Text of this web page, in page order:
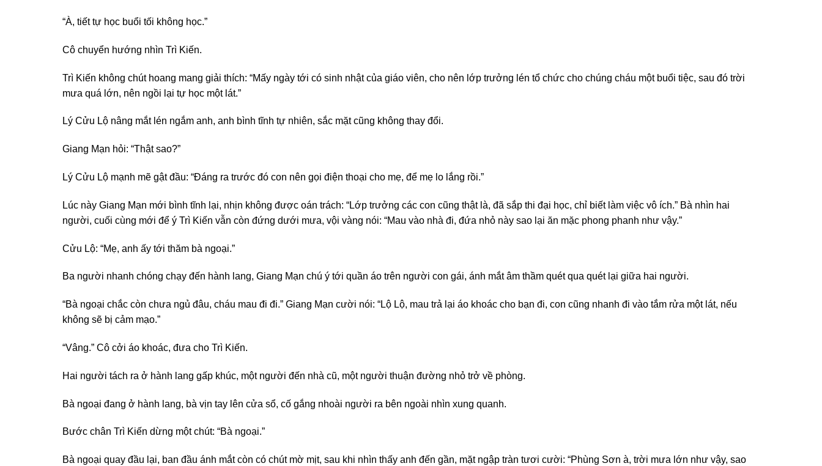
“À, tiết tự học buổi tối không học.”
Cô chuyển hướng nhìn Trì Kiến.
Trì Kiến không chút hoang mang giải thích: “Mấy ngày tới có sinh nhật của giáo viên, cho nên lớp trưởng lén tổ chức cho chúng cháu một buổi tiệc, sau đó trời
mưa quá lớn, nên ngồi lại tự học một lát.”
Lý Cửu Lộ nâng mắt lén ngắm anh, anh bình tĩnh tự nhiên, sắc mặt cũng không thay đổi.
Giang Mạn hỏi: “Thật sao?”
Lý Cửu Lộ mạnh mẽ gật đầu: “Đáng ra trước đó con nên gọi điện thoại cho mẹ, để mẹ lo lắng rồi.”
Lúc này Giang Mạn mới bình tĩnh lại, nhịn không được oán trách: “Lớp trưởng các con cũng thật là, đã sắp thi đại học, chỉ biết làm việc vô ích.” Bà nhìn hai
người, cuối cùng mới để ý Trì Kiến vẫn còn đứng dưới mưa, vội vàng nói: “Mau vào nhà đi, đứa nhỏ này sao lại ăn mặc phong phanh như vậy.”
Cửu Lộ: “Mẹ, anh ấy tới thăm bà ngoại.”
Ba người nhanh chóng chạy đến hành lang, Giang Mạn chú ý tới quần áo trên người con gái, ánh mắt âm thầm quét qua quét lại giữa hai người.
“Bà ngoại chắc còn chưa ngủ đâu, cháu mau đi đi.” Giang Mạn cười nói: “Lộ Lộ, mau trả lại áo khoác cho bạn đi, con cũng nhanh đi vào tắm rửa một lát, nếu
không sẽ bị cảm mạo.”
“Vâng.” Cô cởi áo khoác, đưa cho Trì Kiến.
Hai người tách ra ở hành lang gấp khúc, một người đến nhà cũ, một người thuận đường nhỏ trở về phòng.
Bà ngoại đang ở hành lang, bà vịn tay lên cửa sổ, cố gắng nhoài người ra bên ngoài nhìn xung quanh.
Bước chân Trì Kiến dừng một chút: “Bà ngoại.”
Bà ngoại quay đầu lại, ban đầu ánh mắt còn có chút mờ mịt, sau khi nhìn thấy anh đến gần, mặt ngập tràn tươi cười: “Phùng Sơn à, trời mưa lớn như vậy, sao